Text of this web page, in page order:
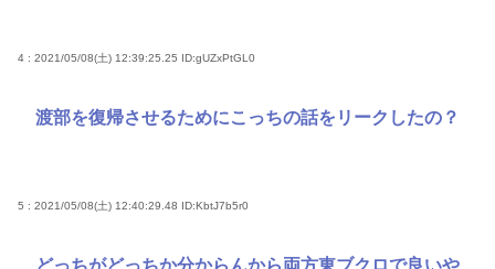
4 : 2021/05/08(土) 12:39:25.25 ID:gUZxPtGL0
渡部を復帰させるためにこっちの話をリークしたの？
5 : 2021/05/08(土) 12:40:29.48 ID:KbtJ7b5r0